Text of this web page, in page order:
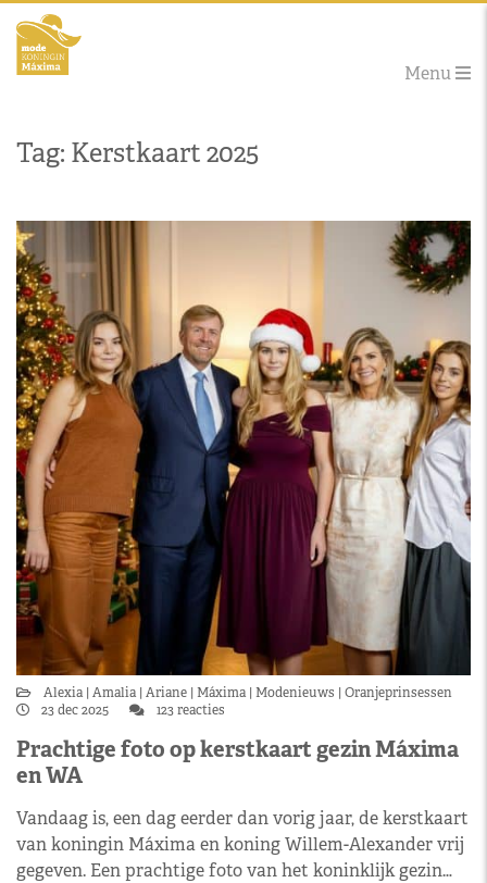
Menu
Tag: Kerstkaart 2025
Alexia Amalia Ariane Máxima Modenieuws
Oranjeprinsessen
23 dec 2025
123 reacties
Prachtige foto op kerstkaart gezin Máxima
en WA
Vandaag is, een dag eerder dan vorig jaar, de kerstkaart
van koningin Máxima en koning Willem-Alexander vrij
gegeven. Een prachtige foto van het koninklijk gezin…